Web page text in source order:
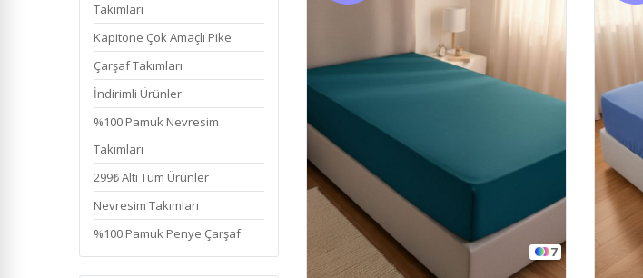
Takımları
Kapitone Çok Amaçlı Pike
Çarşaf Takımları
İndirimli Ürünler
%100 Pamuk Nevresim
Takımları
299₺ Altı Tüm Ürünler
Nevresim Takımları
%100 Pamuk Penye Çarşaf
7